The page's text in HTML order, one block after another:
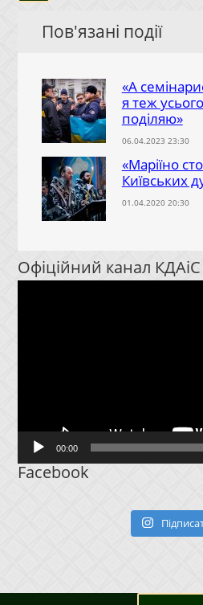
Пов'язані події
«А
я теж
поділяю»
06.04.2023 23:30
«Маріїно
Київських
01.04.2020 20:30
Офіційний канал
Відеопрогравач
00:00
Facebook